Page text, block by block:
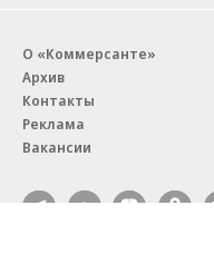
О «Коммерсанте»
Архив
Контакты
Реклама
Вакансии